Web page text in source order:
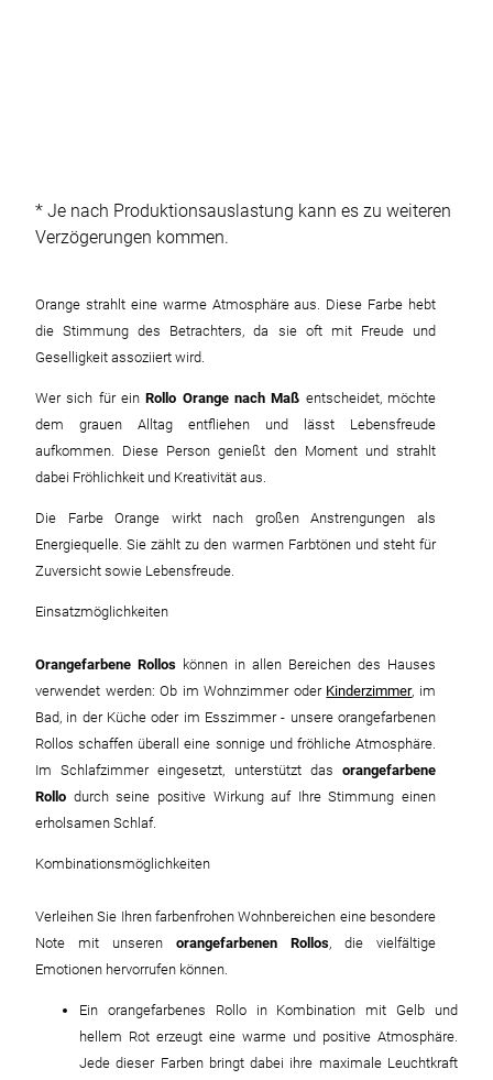
* Je nach Produktionsauslastung kann es zu weiteren
Verzögerungen kommen.
Orange strahlt eine warme Atmosphäre aus. Diese Farbe hebt
die Stimmung des Betrachters, da sie oft mit Freude und
Geselligkeit assoziiert wird.
Wer sich für einRollo Orange nach Maß entscheidet, möchte
dem grauen Alltag entfliehen und lässt Lebensfreude
aufkommen. Diese Person genießt den Moment und strahlt
dabei Fröhlichkeit und Kreativität aus.
Die Farbe Orange wirkt nach großen Anstrengungen als
Energiequelle. Sie zählt zu den warmen Farbtönen und steht für
Zuversicht sowie Lebensfreude.
Einsatzmöglichkeiten
Orangefarbene Rollos können in allen Bereichen des Hauses
verwendet werden: Ob im Wohnzimmer oder Kinderzimmer, im
Bad, in der Küche oder im Esszimmer - unsere orangefarbenen
Rollos schaffen überall eine sonnige und fröhliche Atmosphäre.
Im Schlafzimmer eingesetzt, unterstützt das orangefarbene
Rollo durch seine positive Wirkung auf Ihre Stimmung einen
erholsamen Schlaf.
Kombinationsmöglichkeiten
Verleihen Sie Ihren farbenfrohen Wohnbereichen eine besondere
Note mit unseren orangefarbenen Rollos, die vielfältige
Emotionen hervorrufen können.
Ein orangefarbenes Rollo in Kombination mit Gelb und
hellem Rot erzeugt eine warme und positive Atmosphäre.
Jede dieser Farben bringt dabei ihre maximale Leuchtkraft